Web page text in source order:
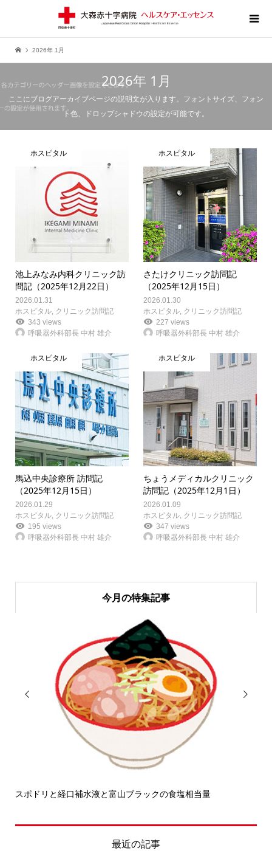
2026年 1月
2026年 1月
ここにブログアーカイブページの説明文が入ります。フォントサイズ、フォン
ト色、ドロップシャドウの設定が可能です。
ホスピタル
池上みなみ内科クリニック訪
問記（2025年12月22日）
2026.01.31
ホスピタル, クリニック訪問記
343 views
呼吸器外科部長 中村 雄介
ホスピタル
さたけクリニック訪問記
（2025年12月15日）
2026.01.30
ホスピタル クリニック訪問記
227 views
呼吸器外科部長 中村 雄介
ホスピタル
馬込中央診療所 訪問記
（2025年12月15日）
2026.01.29
ホスピタル, クリニック訪問記
195 views
呼吸器外科部長 中村 雄介
ホスピタル
ちょうメディカルクリニック
訪問記（2025年12月1日）
2026.01.09
ホスピタル, クリニック訪問記
347 views
呼吸器外科部長 中村 雄介
今月の特集記事

スポドリと経口補水液と富山ブラックの食塩相当量

最近の記事